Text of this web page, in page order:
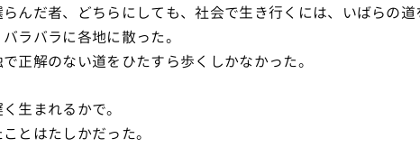
んだ者、どちらにしても、社会で生き行くには、いばらの
ラバラに各地に散った。
正解のない道をひたすら歩くしかなかった。
生まれるかで。
とはたしかだった。